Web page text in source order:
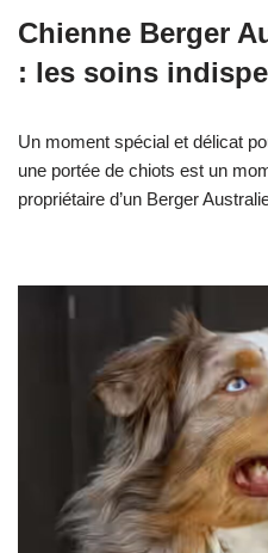
Chienne Berger
: les soins
Un moment spécial et délicat
une portée de chiots est un
propriétaire d’un Berger